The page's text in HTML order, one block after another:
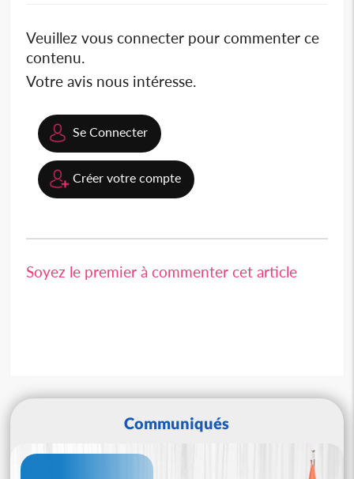
Veuillez vous connecter pour commenter ce
contenu.
Votre avis nous intéresse.
Se Connecter
Créer votre compte
Soyez le premier à commenter cet article
Communiqués